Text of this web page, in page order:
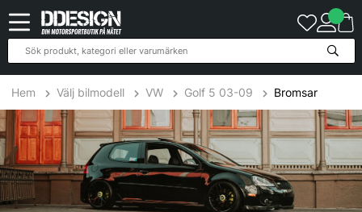
Hem Välj bilmodell VW Golf 5 03-09 Bromsar
21 Produkter